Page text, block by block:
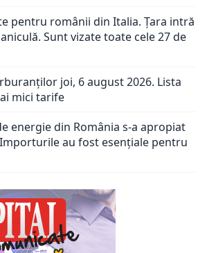
pentru românii din Italia. Țara intră
Sunt vizate toate cele 27 de
joi, 6 august 2026. Lista
mici tarife
energie din România s-a apropiat
au fost esențiale pentru